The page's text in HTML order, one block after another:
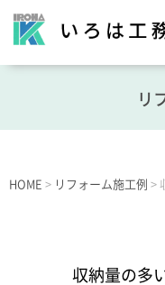
リ
HOME > リフォーム施工例 >
収納量の多